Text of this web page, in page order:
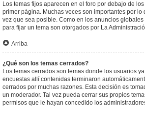
Los temas fijos aparecen en el foro por debajo de
primer página. Muchas veces son importantes por
vez que sea posible. Como en los anuncios
para fijar un tema son otorgados por La
Arriba
¿Qué son los temas cerrados?
Los temas cerrados son temas donde los usuarios
encuestas allí contenidas terminaron
cerrados por muchas razones. Esta decisión es
un moderador. Tal vez pueda cerrar sus propios
permisos que le hayan concedido los